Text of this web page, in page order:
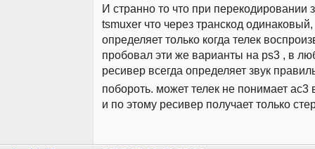
И странно то что при перекодировании
tsmuxer что через транскод
определяет только когда телек
пробовал эти же варианты на ps3 , в
ресивер всегда определяет звук
побороть. может телек не понимает ac3
и по этому ресивер получает только